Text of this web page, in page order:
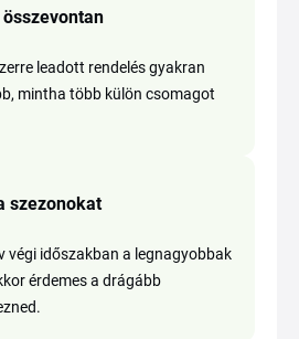
leadott rendelés gyakran
mintha több külön csomagot
szezonokat
végi időszakban a legnagyobbak
érdemes a drágább